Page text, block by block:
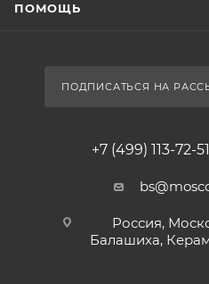
ПОМОЩЬ
ПОДПИСАТЬСЯ НА
+7 (499) 113-72-51
Россия,
Балашиха,